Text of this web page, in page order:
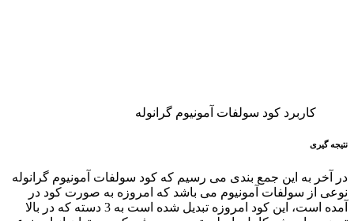
کاربرد کود سولفات آمونیوم گرانوله
نتیجه گیری
در آخر به این جمع بندی می رسیم که کود سولفات آمونیوم گرانوله
نوعی از سولفات آمونیوم می باشد که امروزه به صورت کود در
آمده است، این کود امروزه تبدیل شده است به 3 دسته که در بالا